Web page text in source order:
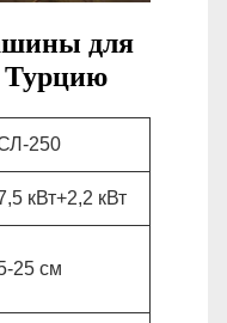
для
Турцию
250
кВт+2,2 кВт
25 см